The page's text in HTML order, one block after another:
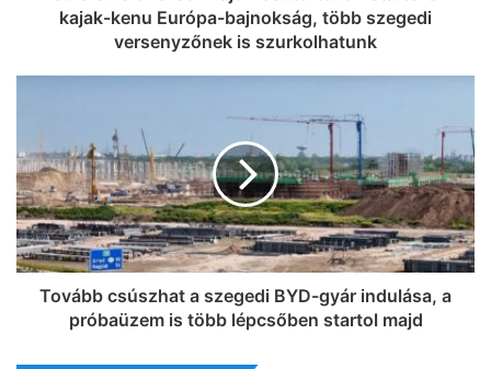
kajak-kenu Európa-bajnokság, több szegedi
versenyzőnek is szurkolhatunk
Tovább csúszhat a szegedi BYD-gyár indulása, a
próbaüzem is több lépcsőben startol majd